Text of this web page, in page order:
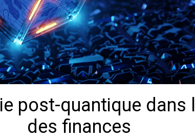
post-quantique dans
des finances